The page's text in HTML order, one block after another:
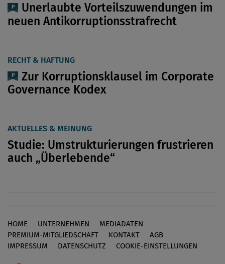
Unerlaubte Vorteilszuwendungen im
neuen Antikorruptionsstrafrecht
RECHT & HAFTUNG
Zur Korruptionsklausel im Corporate
Governance Kodex
AKTUELLES & MEINUNG
Studie: Umstrukturierungen frustrieren
auch „Überlebende“
Footer
HOME UNTERNEHMEN
MEDIADATEN
PREMIUM-MITGLIEDSCHAFT
KONTAKT
AGB
IMPRESSUM
DATENSCHUTZ COOKIE-EINSTELLUNGEN